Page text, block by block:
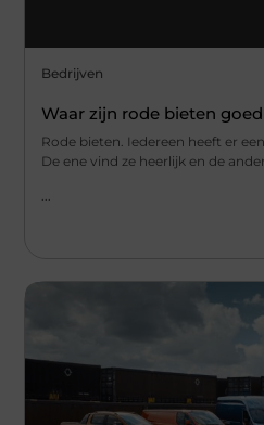
Bedrijven
Waar zijn rode bieten
Rode bieten. Iedereen heeft er
De ene vind ze heerlijk en de
...